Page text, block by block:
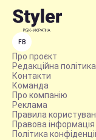
FB
Про проєкт
Редакційна
Контакти
Команда
Про компанію
Реклама
Правила
Правова інформація
Політика